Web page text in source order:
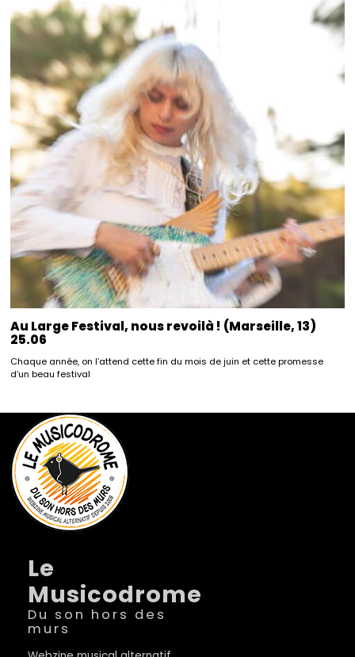
Au Large Festival, nous revoilà ! (Marseille, 13)
25.06
Chaque année, on l’attend cette fin du mois de juin et cette promesse
d’un beau festival
Le
Musicodrome
Du son hors des
murs